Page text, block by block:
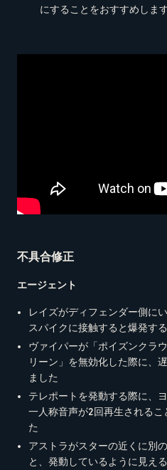
にすることをおすすめします
不具合修正
エージェント
レイズがディフェンダー側に
スパイクに接触すると爆発す
ヴァイパーが「ポイズンクラ
リーン」を無効化した際に、
ました
テレポートを発動する際に、
一人称音声が2回再生される
た
アストラがスターの近くに別
と、発動しているように見え